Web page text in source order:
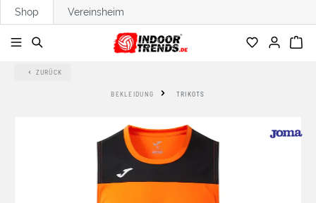
springen
Shop Vereinsheim
ZURÜCK
BEKLEIDUNG TRIKOTS